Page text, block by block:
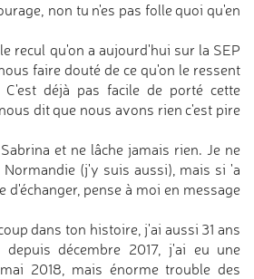
non tu n'es pas folle quoi qu'en
recul qu'on a aujourd'hui sur la SEP
faire douté de ce qu'on le ressent
déjà pas facile de porté cette
dit que nous avons rien c'est pire
et ne lâche jamais rien. Je ne
(j'y suis aussi), mais si 'a
d'échanger, pense à moi en message
dans ton histoire, j'ai aussi 31 ans
décembre 2017, j'ai eu une
2018, mais énorme trouble des